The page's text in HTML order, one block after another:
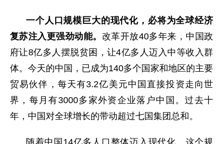
一个人口规模巨大的现代化，必将为全球经济
复苏注入更强劲动能。 改革开放40多年来，中国政
府让8亿多人摆脱贫困，让4亿多人迈入中等收入群
体。今天的中国，已成为140多个国家和地区的主要
贸易伙伴，每天有3.2亿美元中国直接投资走向世
界，每月有3000多家外资企业落户中国。过去十
年，中国对全球增长的带动超过七国集团总和。
随着中国14亿多人口整体迈入现代化，这个规